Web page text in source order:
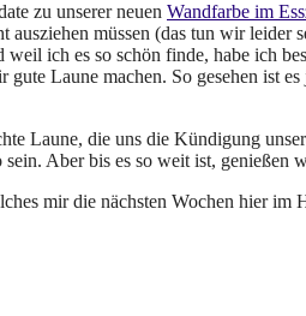
zu unserer neuen Wandfarbe im
müssen (das tun wir leider
ich es so schön finde, habe ich
Laune machen. So gesehen ist
Laune, die uns die Kündigung
Aber bis es so weit ist, genießen
mir die nächsten Wochen hier im